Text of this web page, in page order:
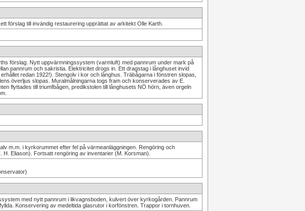
förslag till invändig restaurering upprättat av arkitekt Olle Karth.
förslag. Nytt uppvärmningssystem (varmluft) med pannrum under mark på
pannrum och sakristia. Elektricitet drogs in. Ett dragstag i långhuset invid
redan 1922!). Stengolv i kor och långhus. Träbågarna i fönstren slopas,
överljus slopas. Muralmålningarna togs fram och konserverades av E.
flyttades till triumfbågen, predikstolen till långhusets NÖ hörn, även orgeln
m.m. i kyrkorummet efter fel på värmeanläggningen. Rengöring och
Eliason). Fortsatt rengöring av inventarier (M. Korsman).
med nytt pannrum i likvagnsboden, kulvert över kyrkogården. Pannrum
Konservering av medeltida glasrutor i korfönstren. Trappor i tornhuven.